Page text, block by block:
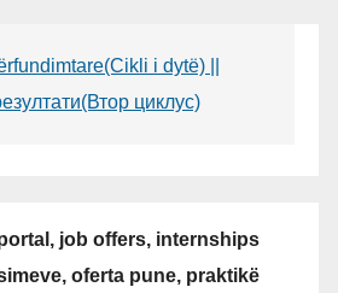
i dytë) ||
циклус)
job offers, internships
oferta pune, praktikë